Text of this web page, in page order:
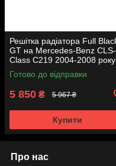
Решітка радіатора Full
GT на Mercedes-Benz CLS-
Class C219 2004-2008 року
Готово до відправки
5 850 ₴ 5 967 ₴
Купити
Про нас